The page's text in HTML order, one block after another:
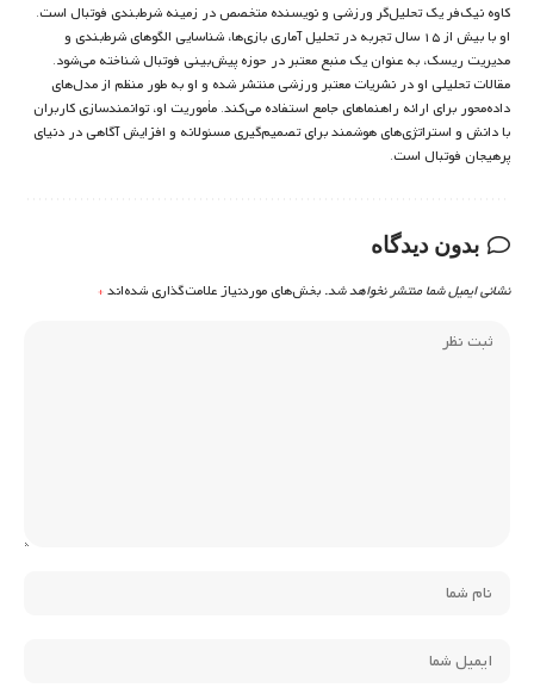
کاوه نیک‌فر یک تحلیل‌گر ورزشی و نویسنده متخصص در زمینه شرط‌بندی فوتبال است.
او با بیش از ۱۵ سال تجربه در تحلیل آماری بازی‌ها، شناسایی الگوهای شرط‌بندی و
مدیریت ریسک، به عنوان یک منبع معتبر در حوزه پیش‌بینی فوتبال شناخته می‌شود.
مقالات تحلیلی او در نشریات معتبر ورزشی منتشر شده و او به طور منظم از مدل‌های
داده‌محور برای ارائه راهنماهای جامع استفاده می‌کند. مأموریت او، توانمندسازی کاربران
با دانش و استراتژی‌های هوشمند برای تصمیم‌گیری مسئولانه و افزایش آگاهی در دنیای
پرهیجان فوتبال است.
بدون دیدگاه
نشانی ایمیل شما منتشر نخواهد شد. بخش‌های موردنیاز علامت‌گذاری شده‌اند*